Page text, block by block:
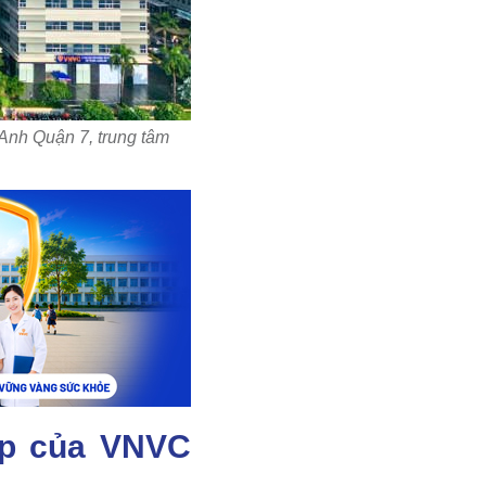
Quận 7, trung tâm
của VNVC